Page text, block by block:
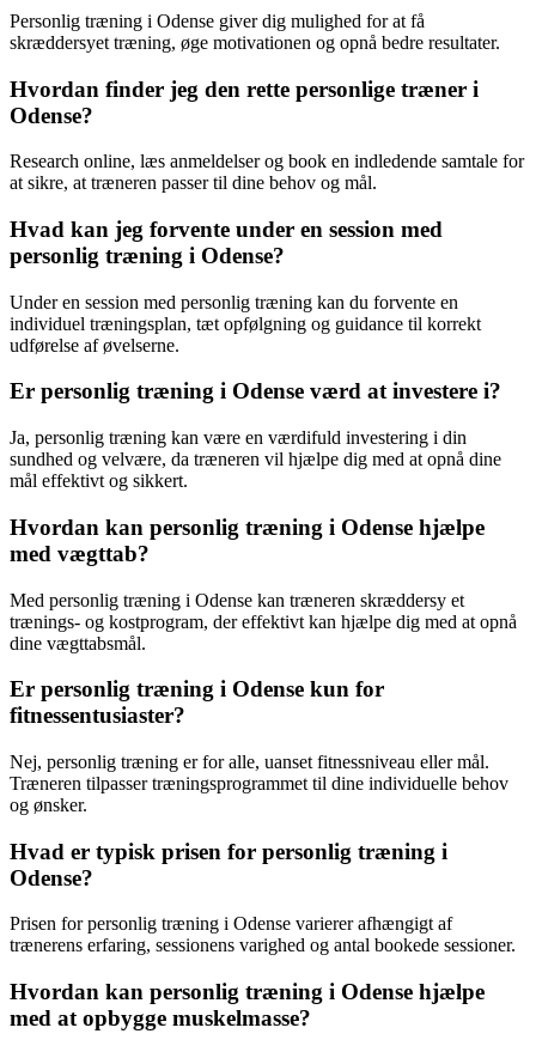
Personlig træning i Odense giver dig mulighed for at få
skræddersyet træning, øge motivationen og opnå bedre resultater.
Hvordan finder jeg den rette personlige træner i
Odense?
Research online, læs anmeldelser og book en indledende samtale for
at sikre, at træneren passer til dine behov og mål.
Hvad kan jeg forvente under en session med
personlig træning i Odense?
Under en session med personlig træning kan du forvente en
individuel træningsplan, tæt opfølgning og guidance til korrekt
udførelse af øvelserne.
Er personlig træning i Odense værd at investere i?
Ja, personlig træning kan være en værdifuld investering i din
sundhed og velvære, da træneren vil hjælpe dig med at opnå dine
mål effektivt og sikkert.
Hvordan kan personlig træning i Odense hjælpe
med vægttab?
Med personlig træning i Odense kan træneren skræddersy et
trænings- og kostprogram, der effektivt kan hjælpe dig med at opnå
dine vægttabsmål.
Er personlig træning i Odense kun for
fitnessentusiaster?
Nej, personlig træning er for alle, uanset fitnessniveau eller mål.
Træneren tilpasser træningsprogrammet til dine individuelle behov
og ønsker.
Hvad er typisk prisen for personlig træning i
Odense?
Prisen for personlig træning i Odense varierer afhængigt af
trænerens erfaring, sessionens varighed og antal bookede sessioner.
Hvordan kan personlig træning i Odense hjælpe
med at opbygge muskelmasse?